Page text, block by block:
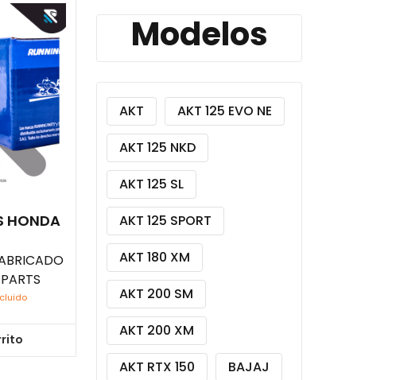
HONDA
Modelos
AKT
AKT 125 EVO NE
AKT 125 NKD
AKT 125 SL
AKT 125 SPORT
AKT 180 XM
AKT 200 SM
AKT 200 XM
AKT RTX 150
BAJAJ